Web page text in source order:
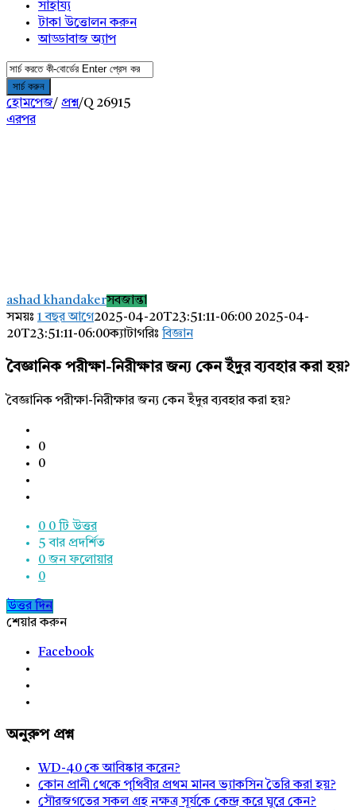
সাহায্য
টাকা উত্তোলন করুন
আড্ডাবাজ অ্যাপ
হোমপেজ/ প্রশ্ন/Q 26915
এরপর
Latest
প্রশ্ন
ashad khandakerসবজান্তা
সময়ঃ 1 বছর আগে2025-04-20T23:51:11-06:00 2025-04-
20T23:51:11-06:00ক্যাটাগরিঃবিজ্ঞান
বৈজ্ঞানিক পরীক্ষা-নিরীক্ষার জন্য কেন ইঁদুর ব্যবহার করা হয়?
বৈজ্ঞানিক পরীক্ষা-নিরীক্ষার জন্য কেন ইঁদুর ব্যবহার করা হয়?
0
0
0 0 টি উত্তর
5বার প্রদর্শিত
0 জন ফলোয়ার
0
উত্তর দিন
শেয়ার করুন
Facebook
অনুরুপ প্রশ্ন
WD-40 কে আবিষ্কার করেন?
কোন প্রানী থেকে পৃথিবীর প্রথম মানব ভ্যাকসিন তৈরি করা হয়?
সৌরজগতের সকল গ্রহ নক্ষত্র সূর্যকে কেন্দ্র করে ঘুরে কেন?